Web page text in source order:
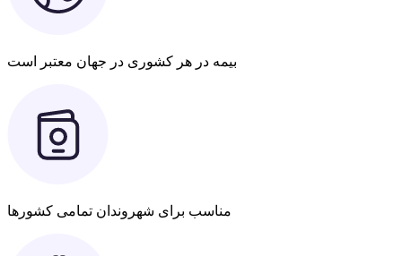
بیمه در هر کشوری در جهان معتبر است
مناسب برای شهروندان تمامی کشورها